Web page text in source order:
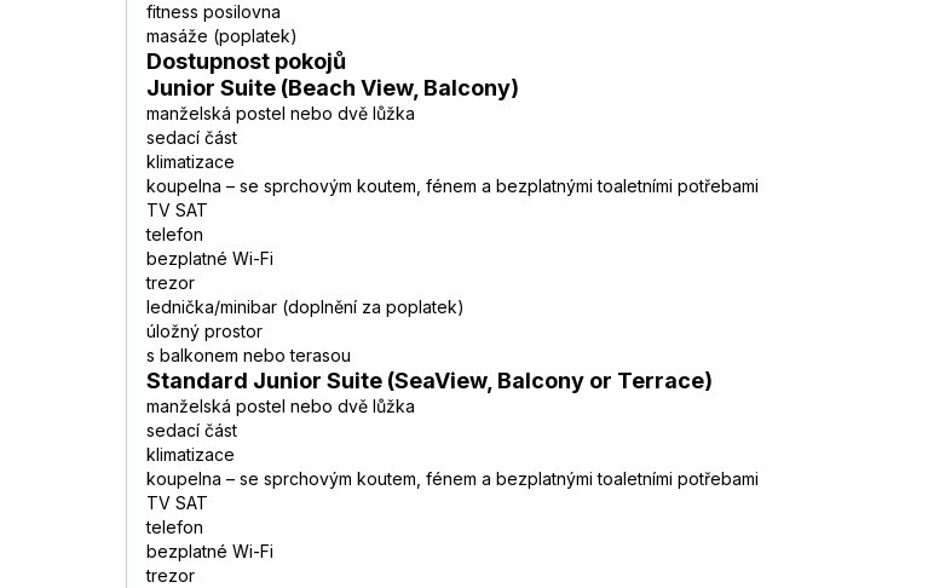
fitness posilovna
masáže (poplatek)
Dostupnost pokojů
Junior Suite (Beach View, Balcony)
manželská postel nebo dvě lůžka
sedací část
klimatizace
koupelna – se sprchovým koutem, fénem a bezplatnými toaletními potřebami
TV SAT
telefon
bezplatné Wi-Fi
trezor
lednička/minibar (doplnění za poplatek)
úložný prostor
s balkonem nebo terasou
Standard Junior Suite (SeaView, Balcony or Terrace)
manželská postel nebo dvě lůžka
sedací část
klimatizace
koupelna – se sprchovým koutem, fénem a bezplatnými toaletními potřebami
TV SAT
telefon
bezplatné Wi-Fi
trezor